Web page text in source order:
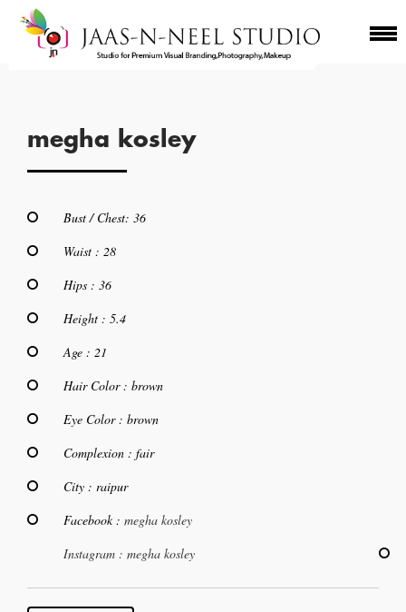
megha kosley
Bust / Chest: 36
Waist : 28
Hips : 36
Height : 5.4
Age : 21
Hair Color : brown
Eye Color : brown
Complexion : fair
City : raipur
Facebook : megha kosley
Instagram : megha kosley